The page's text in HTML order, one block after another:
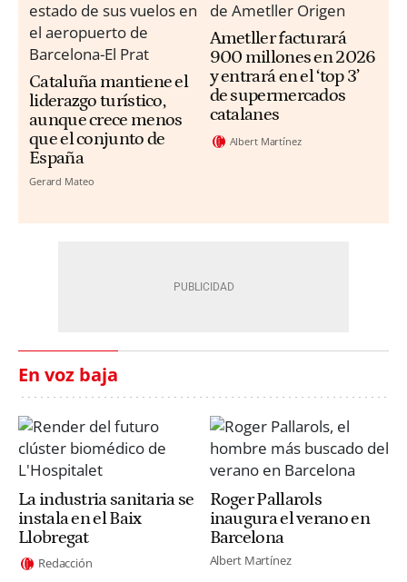
Cataluña mantiene el
liderazgo turístico,
aunque crece menos
que el conjunto de
España
Gerard Mateo
Ametller facturará
900 millones en 2026
y entrará en el ‘top 3’
de supermercados
catalanes
Albert Martínez
En voz baja
La industria sanitaria se
instala en el Baix
Llobregat
Redacción
Roger Pallarols
inaugura el verano en
Barcelona
Albert Martínez